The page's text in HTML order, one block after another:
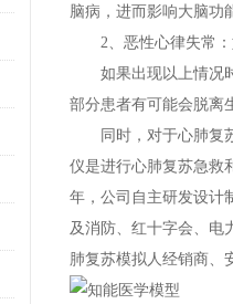
脑病，进而影响大脑功
2、恶性心律失常：
如果出现以上情况时
部分患者有可能会脱离
同时，对于心肺复苏
仪是进行心肺复苏急救
年，公司自主研发设计
及消防、红十字会、电
肺复苏模拟人经销商、